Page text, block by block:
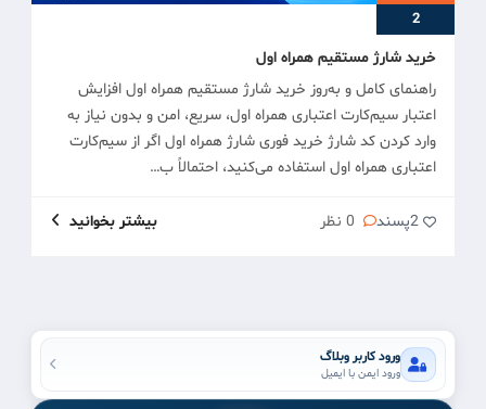
ورود کاربر وبلاگ
ورود ایمن با ایمیل
2
خرید شارژ مستقیم همراه اول
راهنمای کامل و به‌روز خرید شارژ مستقیم همراه اول افزایش
اعتبار سیم‌کارت اعتباری همراه اول، سریع، امن و بدون نیاز به
وارد کردن کد شارژ خرید فوری شارژ همراه اول اگر از سیم‌کارت
اعتباری همراه اول استفاده می‌کنید، احتمالاً ب…
2پسند بیشتر بخوانید